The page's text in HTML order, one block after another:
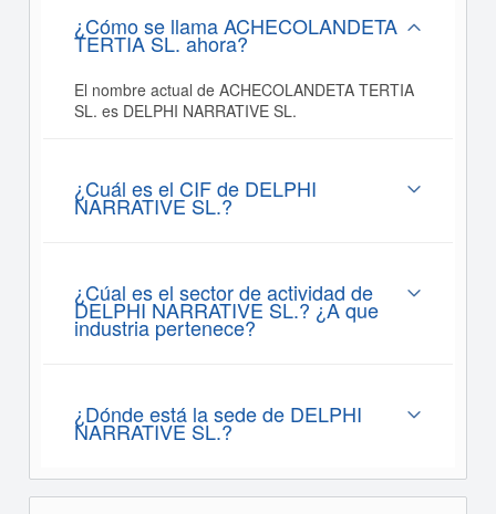
¿Cómo se llama ACHECOLANDETA
TERTIA SL. ahora?
El nombre actual de ACHECOLANDETA TERTIA
SL. es DELPHI NARRATIVE SL.
¿Cuál es el CIF de DELPHI
NARRATIVE SL.?
¿Cúal es el sector de actividad de
DELPHI NARRATIVE SL.? ¿A que
industria pertenece?
¿Dónde está la sede de DELPHI
NARRATIVE SL.?